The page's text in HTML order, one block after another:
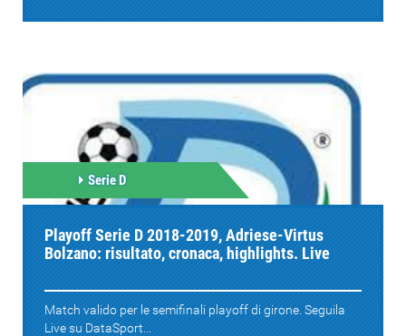
Serie D
Playoff Serie D 2018-2019, Adriese-Virtus
Bolzano: risultato, cronaca, highlights. Live
Match valido per le semifinali playoff di girone. Seguila
Live su DataSport...